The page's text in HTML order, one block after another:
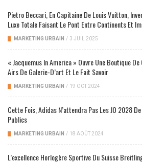
Pietro Beccari, En Capitaine De Louis Vuitton,
Luxe Totale Faisant Le Pont Entre Continents Et
MARKETING URBAIN / 3 JUIL 2025
« Jacquemus In America » Ouvre Une Boutique
Airs De Galerie-D’art Et Le Fait Savoir
MARKETING URBAIN / 19 OCT 2024
Cette Fois, Adidas N’attendra Pas Les JO 2028
Publics
MARKETING URBAIN / 18 AOÛT 2024
L’excellence Horlogère Sportive Du Suisse